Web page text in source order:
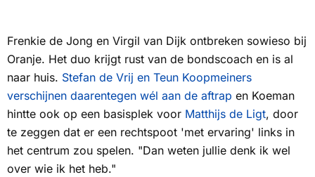
Frenkie de Jong en Virgil van Dijk ontbreken sowieso bij
Oranje. Het duo krijgt rust van de bondscoach en is al
naar huis. Stefan de Vrij en Teun Koopmeiners
verschijnen daarentegen wél aan de aftrap en Koeman
hintte ook op een basisplek voor Matthijs de Ligt, door
te zeggen dat er een rechtspoot 'met ervaring' links in
het centrum zou spelen. "Dan weten jullie denk ik wel
over wie ik het heb."